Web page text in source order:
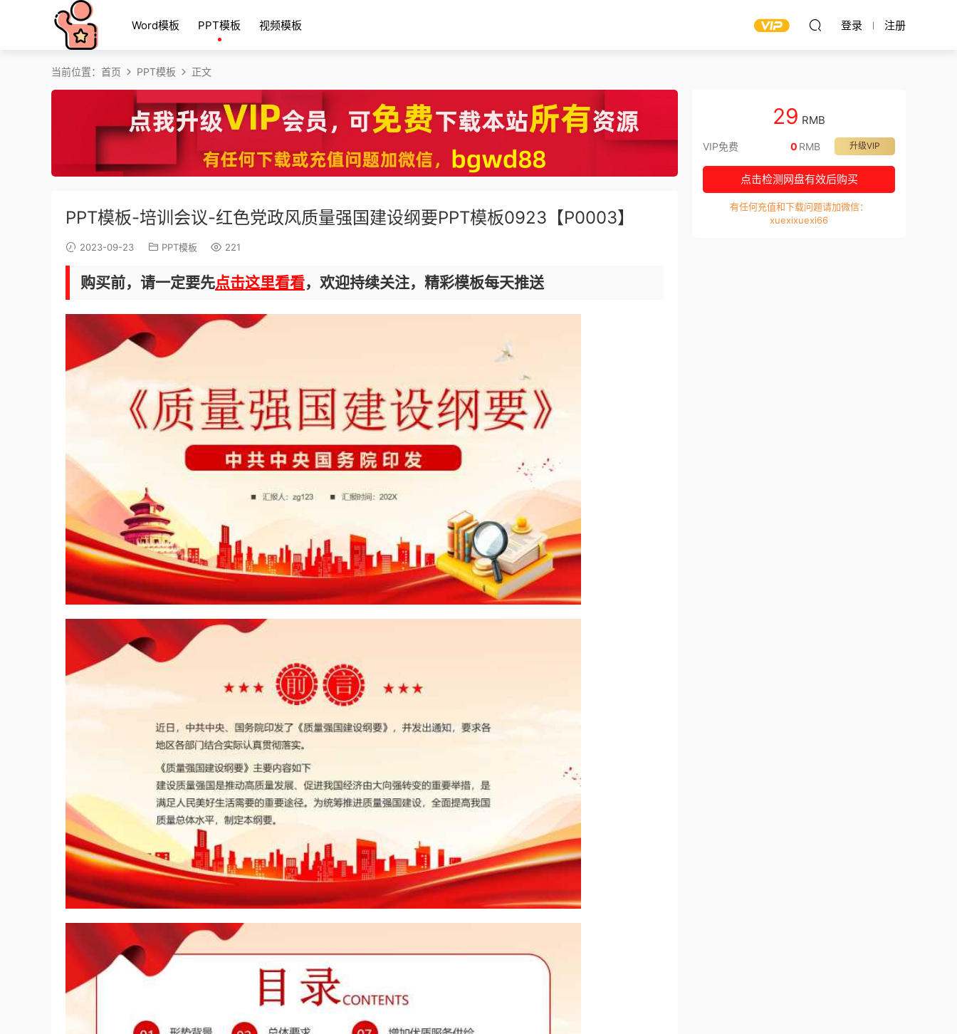
Word模板 PPT模板 视频模板 登录 注册
当前位置： 首页 PPT模板 正文
PPT模板-培训会议-红色党政风质量强国建设纲要PPT模板0923【P0003】
2023-09-23 PPT模板 221
购买前，请一定要先点击这里看看，欢迎持续关注，精彩模板每天推送
29 RMB
VIP免费 升级VIP
0 RMB
点击检测网盘有效后购买
有任何充值和下载问题请加微信：
xuexixuexi66